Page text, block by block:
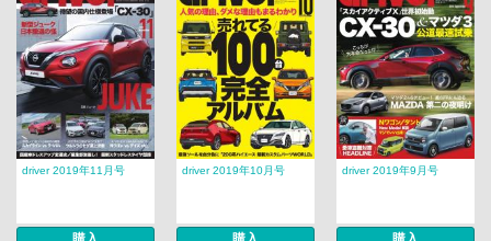
driver 2019年11月号 driver 2019年10月号 driver 2019年9月号